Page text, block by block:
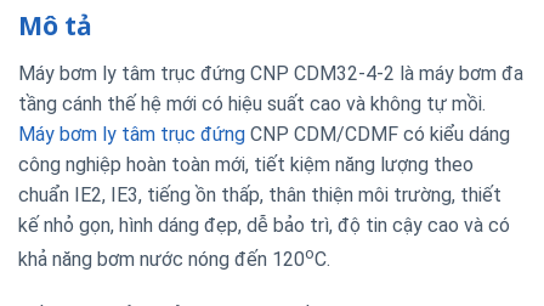
Mô tả
Máy bơm ly tâm trục đứng CNP CDM32-4-2 là máy bơm đa
tầng cánh thế hệ mới có hiệu suất cao và không tự mồi.
Máy bơm ly tâm trục đứng CNP CDM/CDMF có kiểu dáng
công nghiệp hoàn toàn mới, tiết kiệm năng lượng theo
chuẩn IE2, IE3, tiếng ồn thấp, thân thiện môi trường, thiết
kế nhỏ gọn, hình dáng đẹp, dễ bảo trì, độ tin cậy cao và có
khả năng bơm nước nóng đến 120oC.